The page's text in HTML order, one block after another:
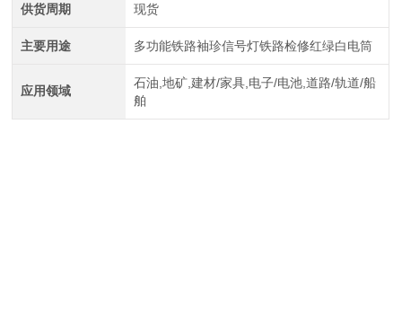
供货周期 现货
主要用途 多功能铁路袖珍信号灯铁路检修红绿白电筒
应用领域
石油,地矿,建材/家具,电子/电池,道路/轨道/船
舶